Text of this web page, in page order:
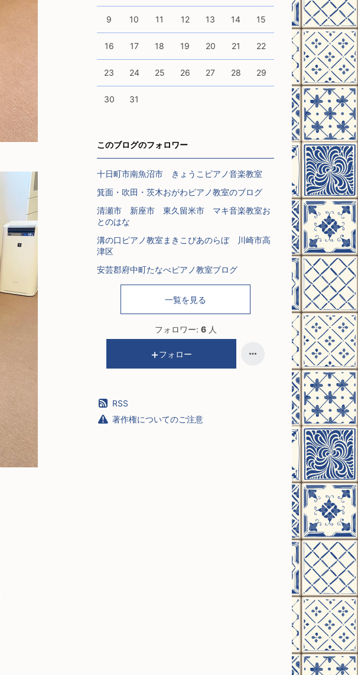
9 10 11 12 13 14 15
16 17 18 19 20 21 22
23 24 25 26 27 28 29
30 31
このブログのフォロワー
十日町市南魚沼市 きょうこピアノ音楽教室
箕面・吹田・茨木おがわピアノ教室のブログ
清瀬市 新座市 東久留米市 マキ音楽教室お
とのはな
溝の口ピアノ教室まきこぴあのらぼ 川崎市高
津区
安芸郡府中町たなべピアノ教室ブログ
一覧を見る
フォロワー: 6 人
フォロー
RSS
著作権についてのご注意